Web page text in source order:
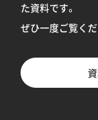
た資料です。
ぜひ一度ご覧くだ